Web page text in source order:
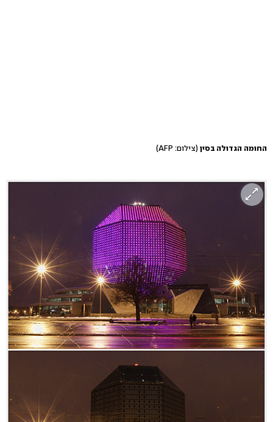
החומה הגדולה בסין (צילום: AFP)